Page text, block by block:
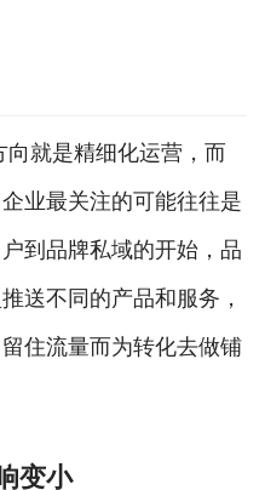
就是精细化运营，而
业最关注的可能往往是
到品牌私域的开始，品
送不同的产品和服务，
住流量而为转化去做铺
变小